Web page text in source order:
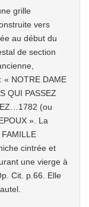
grille
vers
au début du
de section
« NOTRE DAME
QUI PASSEZ
(ou
». La
cintrée et
une vierge à
Cit. p.66. Elle